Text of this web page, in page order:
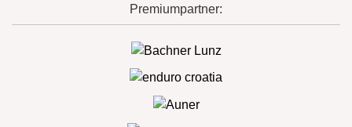
Premiumpartner: